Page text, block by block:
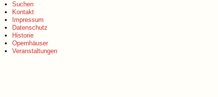
Suchen
Kontakt
Impressum
Datenschutz
Historie
Opernhäuser
Veranstaltungen